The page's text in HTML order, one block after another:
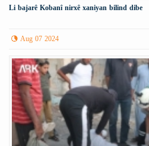
Li bajarê Kobanî nirxê xaniyan bilind dibe
Aug 07 2024